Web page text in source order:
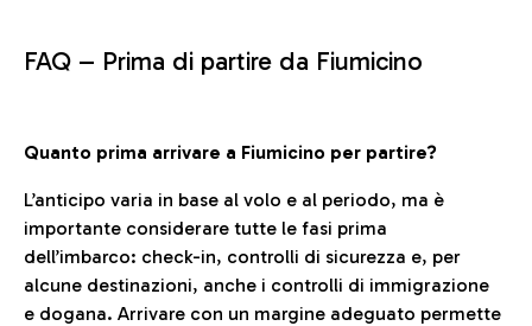
FAQ – Prima di partire da Fiumicino
Quanto prima arrivare a Fiumicino per partire?
L’anticipo varia in base al volo e al periodo, ma è
importante considerare tutte le fasi prima
dell’imbarco: check-in, controlli di sicurezza e, per
alcune destinazioni, anche i controlli di immigrazione
e dogana. Arrivare con un margine adeguato permette